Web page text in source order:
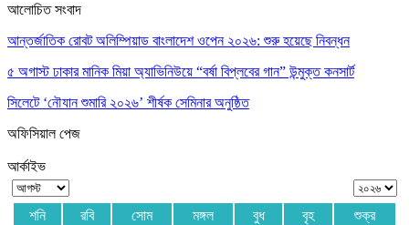
আলোচিত সংবাদ
আন্তর্জাতিক রোবট অলিম্পিয়াড বাংলাদেশ ওপেন ২০২৬: শুরু হয়েছে নিবন্ধন
৫ অগাস্ট ঢাকার মানিক মিয়া অ্যাভিনিউয়ে “বর্ষা বিপ্লবের গান” উন্মুক্ত কনসার্ট
সিলেটে ‘নৌযান শুমারি ২০২৬’ শীর্ষক সেমিনার অনুষ্ঠিত
অফিসিয়াল পেজ
আর্কাইভ
শনি রবি সোম মঙ্গল বুধ বৃহ
শুক্র